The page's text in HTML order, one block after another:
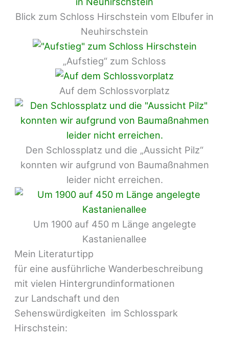
Blick zum Schloss Hirschstein vom Elbufer in
Neuhirschstein
„Aufstieg“ zum Schloss
Auf dem Schlossvorplatz
Den Schlossplatz und die „Aussicht Pilz“
konnten wir aufgrund von Baumaßnahmen
leider nicht erreichen.
Um 1900 auf 450 m Länge angelegte
Kastanienallee
Mein Literaturtipp
für eine ausführliche Wanderbeschreibung
mit vielen Hintergrundinformationen
zur Landschaft und den
Sehenswürdigkeiten im Schlosspark
Hirschstein: